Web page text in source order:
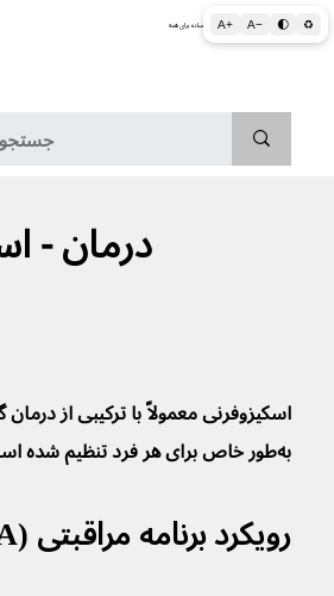
A+ A− 🌓 ♻ اطلاعات پزشکی و بهداشتی به زبان ساده برای همه
درمان -
اسکیزوفرنی معمولاً با ترکیبی از
به‌طور خاص برای هر فرد تنظیم شده است، درمان می‌شود.
رویکرد برنامه مراقبتی (CPA)